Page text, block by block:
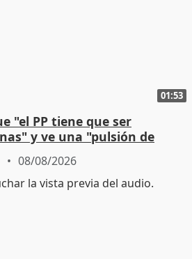
01:53
"el PP tiene que ser
y ve una "pulsión de
08/08/2026